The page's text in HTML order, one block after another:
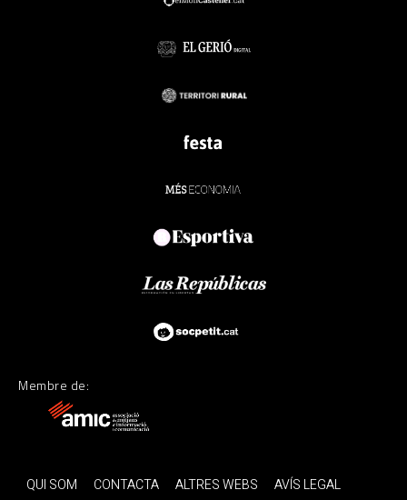
Membre de:
QUI SOM CONTACTA ALTRES WEBS AVÍS LEGAL